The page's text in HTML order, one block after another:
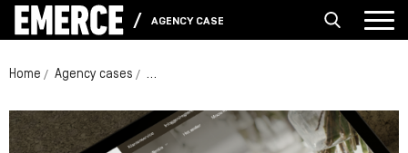
AGENCY CASES
Home Agency cases Cottona: een webshop die verkoopt én